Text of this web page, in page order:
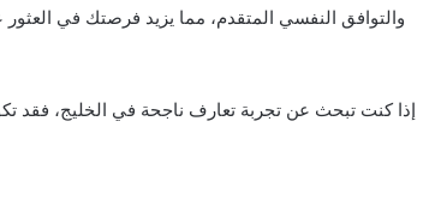
والتوافق النفسي المتقدم، مما يزيد فرصتك في
إذا كنت تبحث عن تجربة تعارف ناجحة في الخليج، فقد